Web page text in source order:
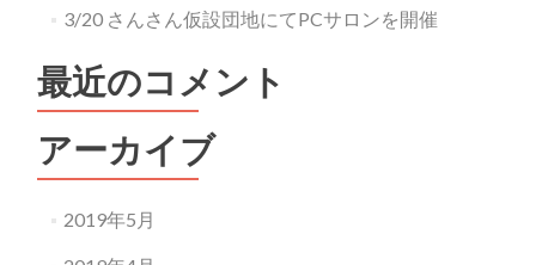
3/20 さんさん仮設団地にてPCサロンを開催
最近のコメント
アーカイブ
2019年5月